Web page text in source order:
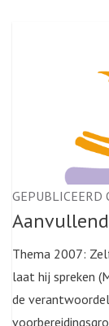
Thema 2007:
laat hij spreken
de